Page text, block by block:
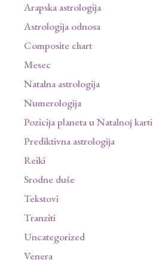
Arapska astrologija
Astrologija odnosa
Composite chart
Mesec
Natalna astrologija
Numerologija
Pozicija planeta u Natalnoj karti
Prediktivna astrologija
Reiki
Srodne duše
Tekstovi
Tranziti
Uncategorized
Venera